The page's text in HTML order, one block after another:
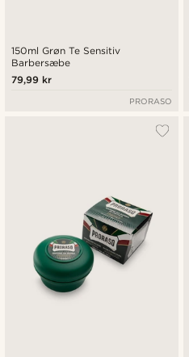
150ml Grøn Te Sensitiv
Barbersæbe
79,99 kr
PRORASO